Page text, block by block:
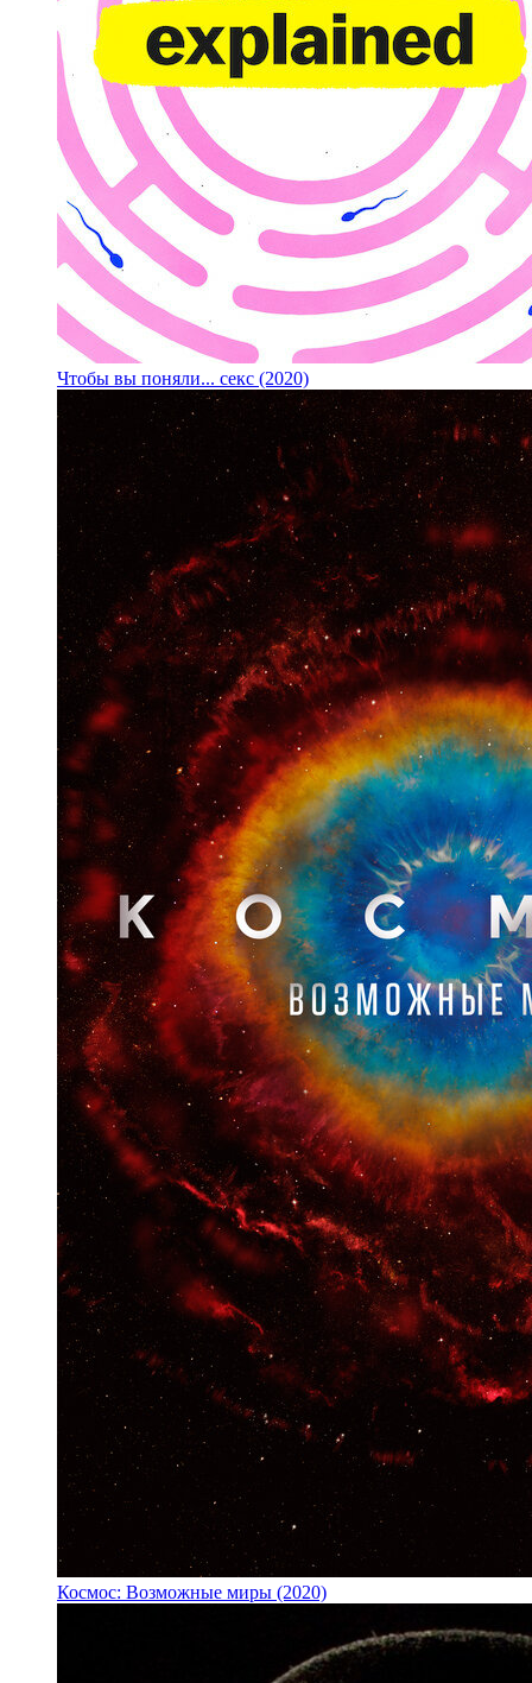
Чтобы вы поняли... секс (2020)
Космос: Возможные миры (2020)